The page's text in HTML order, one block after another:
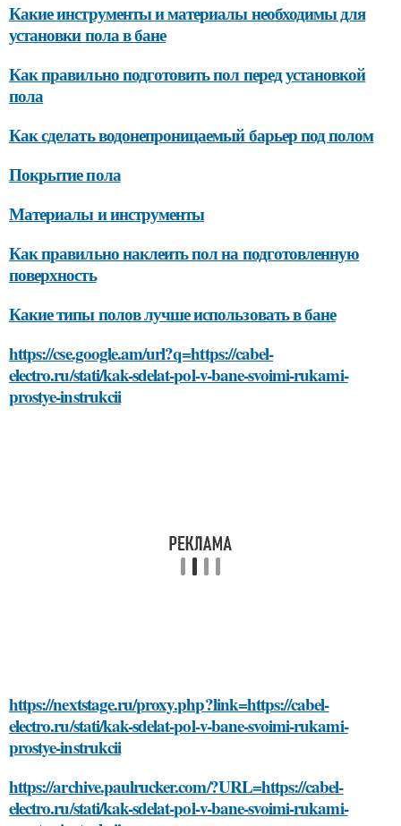
Какие инструменты и материалы необходимы для
установки пола в бане
Как правильно подготовить пол перед установкой
пола
Как сделать водонепроницаемый барьер под полом
Покрытие пола
Материалы и инструменты
Как правильно наклеить пол на подготовленную
поверхность
Какие типы полов лучше использовать в бане
https://cse.google.am/url?q=https://cabel-
electro.ru/stati/kak-sdelat-pol-v-bane-svoimi-rukami-
prostye-instrukcii
https://nextstage.ru/proxy.php?link=https://cabel-
electro.ru/stati/kak-sdelat-pol-v-bane-svoimi-rukami-
prostye-instrukcii
https://archive.paulrucker.com/?URL=https://cabel-
electro.ru/stati/kak-sdelat-pol-v-bane-svoimi-rukami-